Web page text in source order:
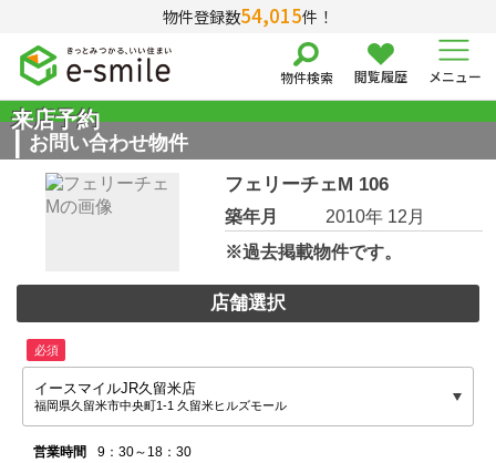
物件登録数54,015件！
物件検索 閲覧履歴 メニュー
来店予約
お問い合わせ物件
フェリーチェM 106
築年月
2010年 12月
※過去掲載物件です。
店舗選択
必須
イースマイルJR久留米店
福岡県久留米市中央町1-1 久留米ヒルズモール
営業時間
9：30～18：30